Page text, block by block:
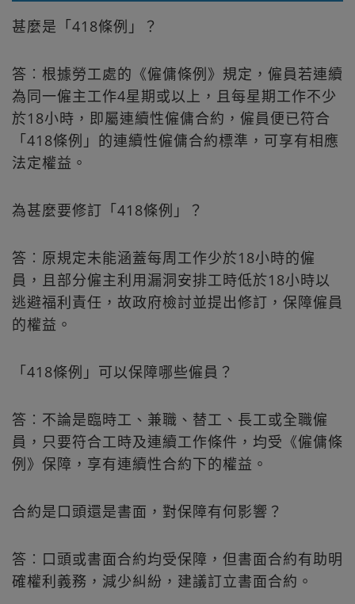
甚麼是「418條例」？
答︰根據勞工處的《僱傭條例》規定，僱員若連續
為同一僱主工作4星期或以上，且每星期工作不少
於18小時，即屬連續性僱傭合約，僱員便已符合
「418條例」的連續性僱傭合約標準，可享有相應
法定權益。
為甚麼要修訂「418條例」？
答︰原規定未能涵蓋每周工作少於18小時的僱
員，且部分僱主利用漏洞安排工時低於18小時以
逃避福利責任，故政府檢討並提出修訂，保障僱員
的權益。
「418條例」可以保障哪些僱員？
答︰不論是臨時工、兼職、替工、長工或全職僱
員，只要符合工時及連續工作條件，均受《僱傭條
例》保障，享有連續性合約下的權益。
合約是口頭還是書面，對保障有何影響？
答︰口頭或書面合約均受保障，但書面合約有助明
確權利義務，減少糾紛，建議訂立書面合約。